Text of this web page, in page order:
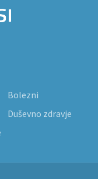
Bolezni
Duševno zdravje